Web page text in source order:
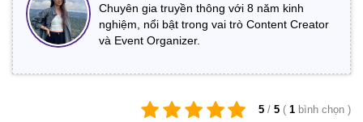
Chuyên gia truyền thông với 8 năm kinh
nghiệm, nổi bật trong vai trò Content Creator
và Event Organizer.
5 / 5 ( 1 bình chọn )